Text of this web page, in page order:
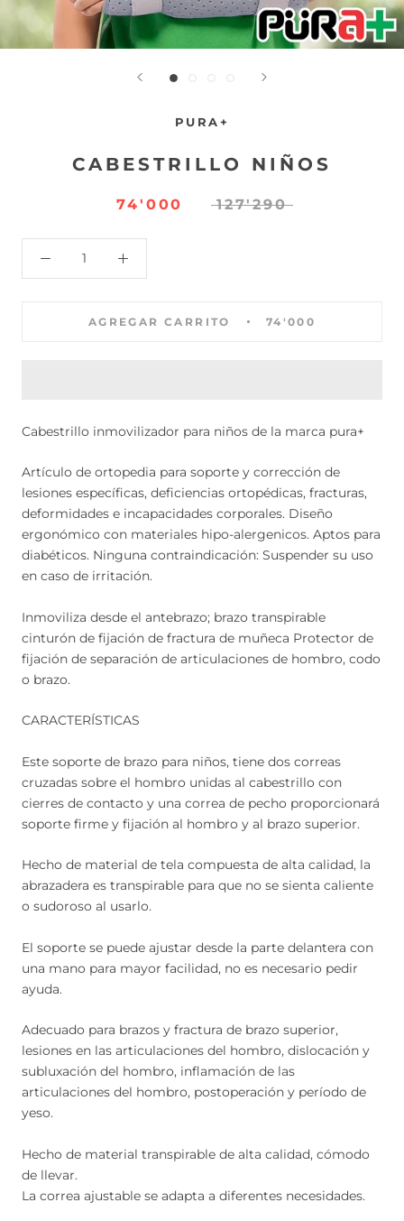
PURA+
CABESTRILLO NIÑOS
74'000 127'290
AGREGAR CARRITO 74'000
Cabestrillo inmovilizador para niños de la marca pura+
Artículo de ortopedia para soporte y corrección de
lesiones específicas, deficiencias ortopédicas, fracturas,
deformidades e incapacidades corporales. Diseño
ergonómico con materiales hipo-alergenicos. Aptos para
diabéticos. Ninguna contraindicación: Suspender su uso
en caso de irritación.
Inmoviliza desde el antebrazo; brazo transpirable
cinturón de fijación de fractura de muñeca Protector de
fijación de separación de articulaciones de hombro, codo
o brazo.
CARACTERÍSTICAS
Este soporte de brazo para niños, tiene dos correas
cruzadas sobre el hombro unidas al cabestrillo con
cierres de contacto y una correa de pecho proporcionará
soporte firme y fijación al hombro y al brazo superior.
Hecho de material de tela compuesta de alta calidad, la
abrazadera es transpirable para que no se sienta caliente
o sudoroso al usarlo.
El soporte se puede ajustar desde la parte delantera con
una mano para mayor facilidad, no es necesario pedir
ayuda.
Adecuado para brazos y fractura de brazo superior,
lesiones en las articulaciones del hombro, dislocación y
subluxación del hombro, inflamación de las
articulaciones del hombro, postoperación y período de
yeso.
Hecho de material transpirable de alta calidad, cómodo
de llevar.
La correa ajustable se adapta a diferentes necesidades.